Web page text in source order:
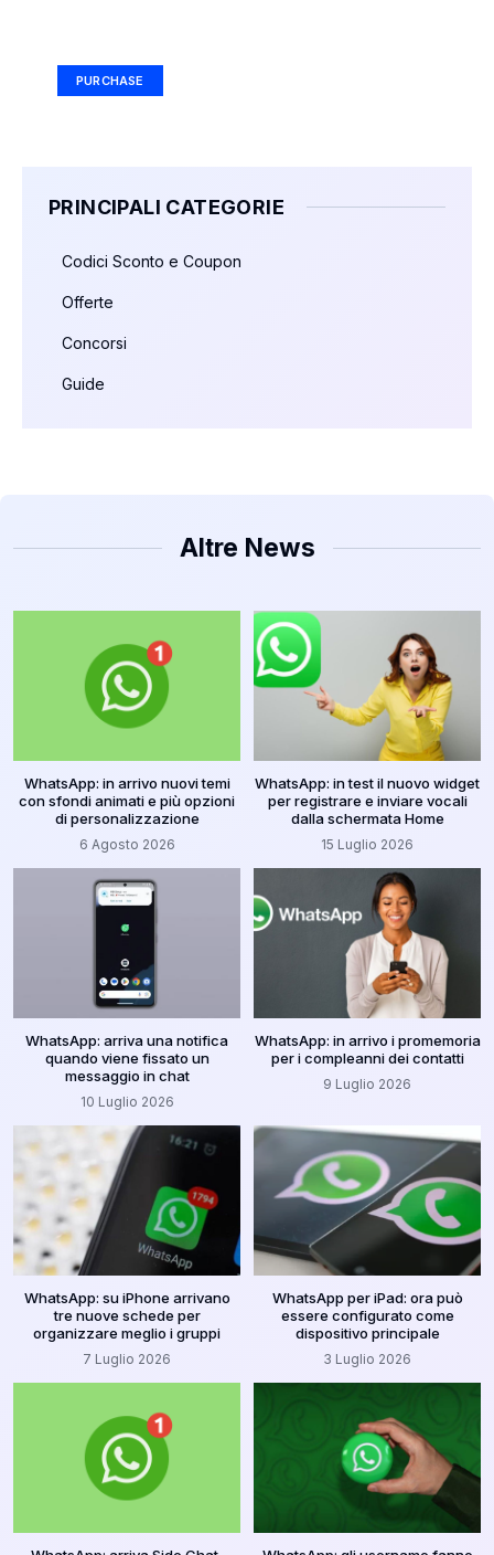
PURCHASE
PRINCIPALI CATEGORIE
Codici Sconto e Coupon
Offerte
Concorsi
Guide
Altre News
WhatsApp: in arrivo nuovi temi
con sfondi animati e più opzioni
di personalizzazione
6 Agosto 2026
WhatsApp: in test il nuovo widget
per registrare e inviare vocali
dalla schermata Home
15 Luglio 2026
WhatsApp: arriva una notifica
quando viene fissato un
messaggio in chat
10 Luglio 2026
WhatsApp: in arrivo i promemoria
per i compleanni dei contatti
9 Luglio 2026
WhatsApp: su iPhone arrivano
tre nuove schede per
organizzare meglio i gruppi
7 Luglio 2026
WhatsApp per iPad: ora può
essere configurato come
dispositivo principale
3 Luglio 2026